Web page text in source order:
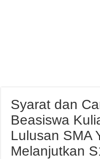
Syarat dan
Beasiswa
Lulusan SMA
Melanjutkan